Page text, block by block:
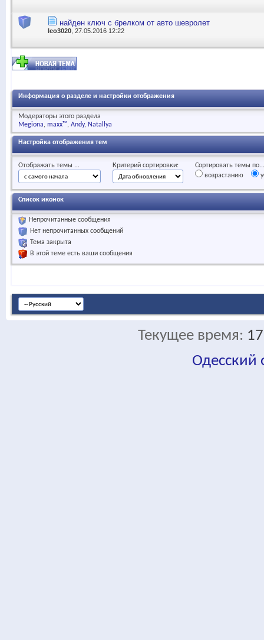
найден ключ с брелком от авто шевролет
leo3020 , 27.05.2016 12:22
Информация о разделе и настройки отображения
Модераторы этого раздела
Megiona maxx™ Andy Natallya
Настройка отображения тем
Отображать темы ... Критерий сортировки:
Сортировать темы по...
возрастанию
Список иконок
Непрочитанные сообщения
Нет непрочитанных сообщений
Тема закрыта
В этой теме есть ваши сообщения
Текущее время:
Одесский